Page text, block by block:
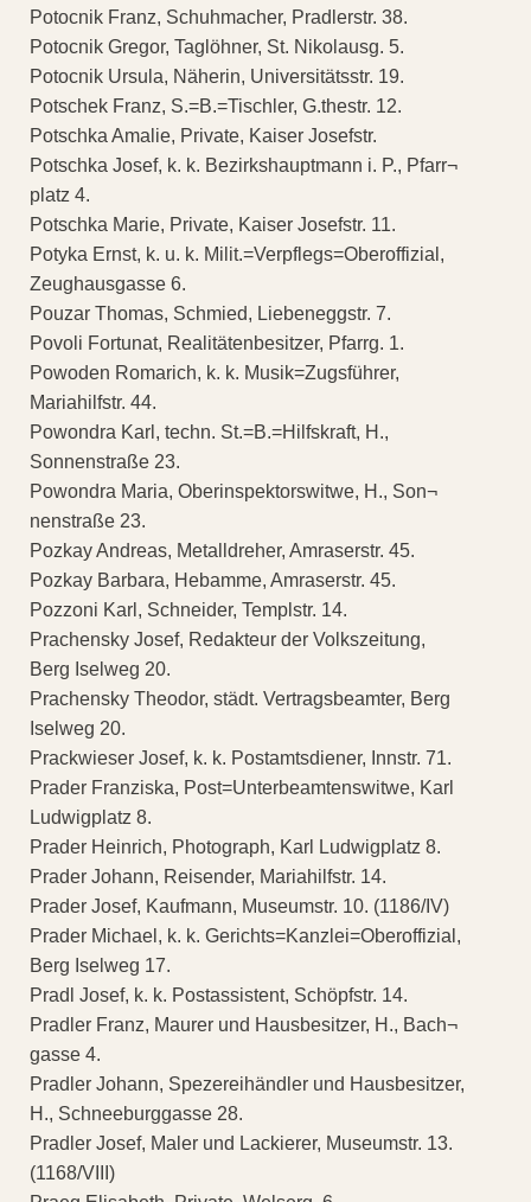
Potocnik Franz, Schuhmacher, Pradlerstr. 38.
Potocnik Gregor, Taglöhner, St. Nikolausg. 5.
Potocnik Ursula, Näherin, Universitätsstr. 19.
Potschek Franz, S.=B.=Tischler, G.thestr. 12.
Potschka Amalie, Private, Kaiser Josefstr.
Potschka Josef, k. k. Bezirkshauptmann i. P., Pfarr¬
platz 4.
Potschka Marie, Private, Kaiser Josefstr. 11.
Potyka Ernst, k. u. k. Milit.=Verpflegs=Oberoffizial,
Zeughausgasse 6.
Pouzar Thomas, Schmied, Liebeneggstr. 7.
Povoli Fortunat, Realitätenbesitzer, Pfarrg. 1.
Powoden Romarich, k. k. Musik=Zugsführer,
Mariahilfstr. 44.
Powondra Karl, techn. St.=B.=Hilfskraft, H.,
Sonnenstraße 23.
Powondra Maria, Oberinspektorswitwe, H., Son¬
nenstraße 23.
Pozkay Andreas, Metalldreher, Amraserstr. 45.
Pozkay Barbara, Hebamme, Amraserstr. 45.
Pozzoni Karl, Schneider, Templstr. 14.
Prachensky Josef, Redakteur der Volkszeitung,
Berg Iselweg 20.
Prachensky Theodor, städt. Vertragsbeamter, Berg
Iselweg 20.
Prackwieser Josef, k. k. Postamtsdiener, Innstr. 71.
Prader Franziska, Post=Unterbeamtenswitwe, Karl
Ludwigplatz 8.
Prader Heinrich, Photograph, Karl Ludwigplatz 8.
Prader Johann, Reisender, Mariahilfstr. 14.
Prader Josef, Kaufmann, Museumstr. 10. (1186/IV)
Prader Michael, k. k. Gerichts=Kanzlei=Oberoffizial,
Berg Iselweg 17.
Pradl Josef, k. k. Postassistent, Schöpfstr. 14.
Pradler Franz, Maurer und Hausbesitzer, H., Bach¬
gasse 4.
Pradler Johann, Spezereihändler und Hausbesitzer,
H., Schneeburggasse 28.
Pradler Josef, Maler und Lackierer, Museumstr. 13.
(1168/VIII)